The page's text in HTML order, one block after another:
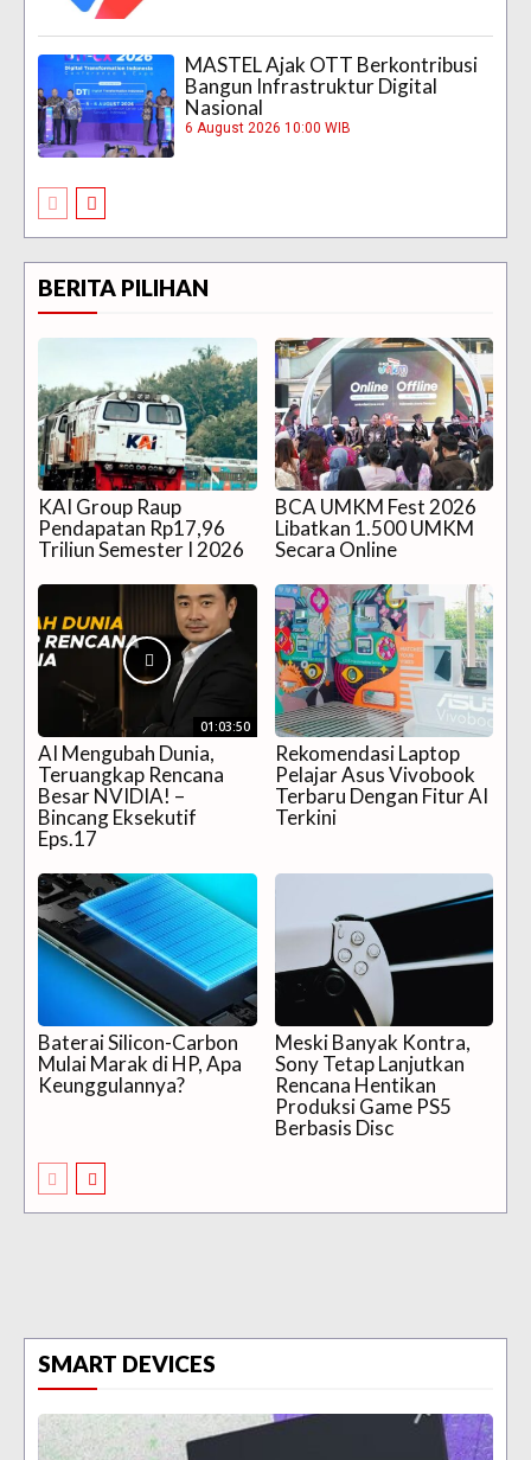
MASTEL Ajak OTT Berkontribusi
Bangun Infrastruktur Digital
Nasional
6 August 2026 10:00 WIB
BERITA PILIHAN
KAI Group Raup
Pendapatan Rp17,96
Triliun Semester I 2026
BCA UMKM Fest 2026
Libatkan 1.500 UMKM
Secara Online
01:03:50
AI Mengubah Dunia,
Teruangkap Rencana
Besar NVIDIA! –
Bincang Eksekutif
Eps.17
Rekomendasi Laptop
Pelajar Asus Vivobook
Terbaru Dengan Fitur AI
Terkini
Baterai Silicon-Carbon
Mulai Marak di HP, Apa
Keunggulannya?
Meski Banyak Kontra,
Sony Tetap Lanjutkan
Rencana Hentikan
Produksi Game PS5
Berbasis Disc
SMART DEVICES